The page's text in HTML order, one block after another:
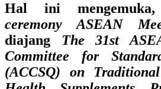
Hal ini
ceremony ASEAN
diajang The 31st
Committee for
(ACCSQ) on